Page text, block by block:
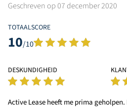
Geschreven op 07 december 2020
TOTAALSCORE
10/10
DESKUNDIGHEID
Active Lease heeft me prima